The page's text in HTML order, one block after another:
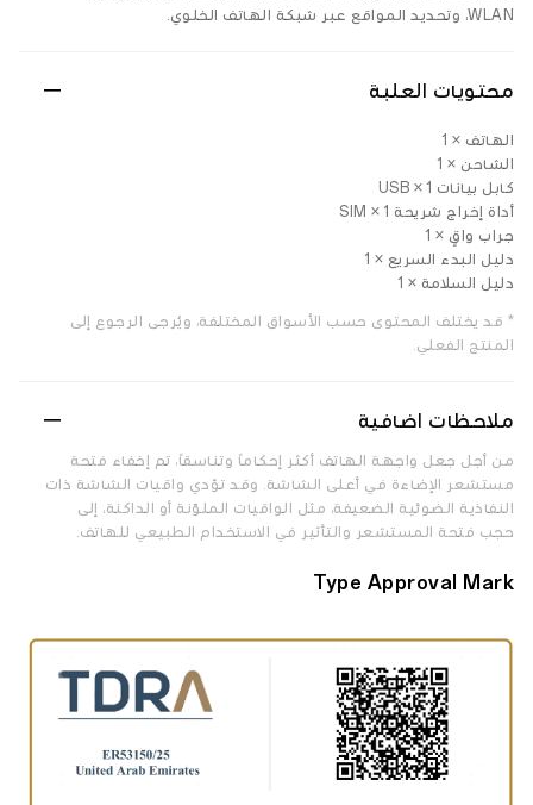
WLAN، وتحديد المواقع عبر شبكة الهاتف الخلوي.
محتويات العلبة
الهاتف × 1
الشاحن × 1
كابل بيانات USB × 1
أداة إخراج شريحة SIM × 1
جراب واقٍ × 1
دليل البدء السريع × 1
دليل السلامة × 1
* قد يختلف المحتوى حسب الأسواق المختلفة، ويُرجى الرجوع إلى
المنتج الفعلي.
ملاحظات اضافية
من أجل جعل واجهة الهاتف أكثر إحكاماً وتناسقاً، تم إخفاء فتحة
مستشعر الإضاءة في أعلى الشاشة. وقد تؤدي واقيات الشاشة ذات
النفاذية الضوئية الضعيفة، مثل الواقيات الملوّنة أو الداكنة، إلى
حجب فتحة المستشعر والتأثير في الاستخدام الطبيعي للهاتف.
Type Approval Mark